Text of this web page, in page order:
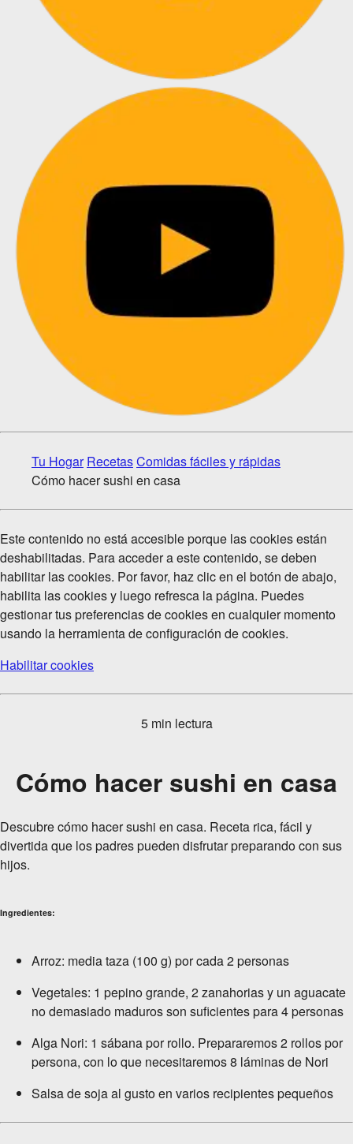
Tu Hogar RecetasComidas fáciles y rápidas
Cómo hacer sushi en casa
Este contenido no está accesible porque las cookies están
deshabilitadas. Para acceder a este contenido, se deben
habilitar las cookies. Por favor, haz clic en el botón de abajo,
habilita las cookies y luego refresca la página. Puedes
gestionar tus preferencias de cookies en cualquier momento
usando la herramienta de configuración de cookies.
Habilitar cookies
5 min lectura
Cómo hacer sushi en casa
Descubre cómo hacer sushi en casa. Receta rica, fácil y
divertida que los padres pueden disfrutar preparando con sus
hijos.
Ingredientes:
Arroz: media taza (100 g) por cada 2 personas
Vegetales: 1 pepino grande, 2 zanahorias y un aguacate
no demasiado maduros son suficientes para 4 personas
Alga Nori: 1 sábana por rollo. Prepararemos 2 rollos por
persona, con lo que necesitaremos 8 láminas de Nori
Salsa de soja al gusto en varios recipientes pequeños